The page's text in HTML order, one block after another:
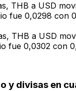
THB a USD
fue 0,0298 con
THB a USD
fue 0,0302 con
y divisas en